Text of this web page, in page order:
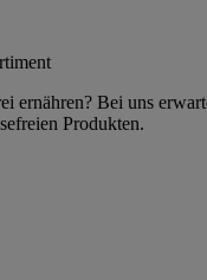
ernähren? Bei uns
Produkten.